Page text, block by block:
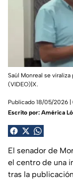
Saúl Monreal se
(VIDEO)|X.
Publicado 18/05/2026 |
Escrito por: América
El senador de
el centro de una
tras la